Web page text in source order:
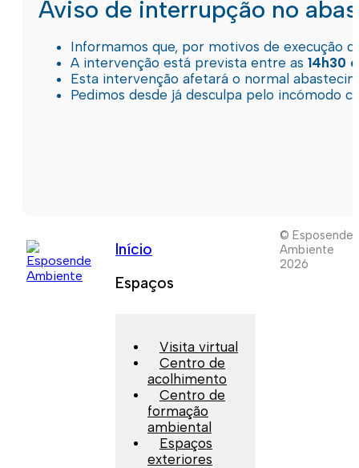
Aviso de interrupção no
Informamos que, por motivos de execução
A intervenção está prevista entre as 14h30
Esta intervenção afetará o normal
Pedimos desde já desculpa pelo incómodo
Início
Espaços
Visita virtual
Centro de
acolhimento
Centro de
formação
ambiental
Espaços
exteriores
© Esposende
Ambiente
2026